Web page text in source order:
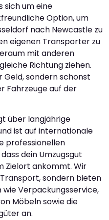
sich um eine
Option, um
nach Newcastle zu
eigenen Transporter zu
mit anderen
Richtung ziehen.
sondern schonst
Fahrzeuge auf der
über langjährige
ist auf internationale
professionellen
dein Umzugsgut
Zielort ankommt. Wir
sondern bieten
wie Verpackungsservice,
Möbeln sowie die
an.